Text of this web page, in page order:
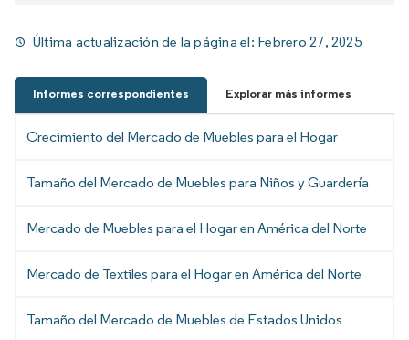
Última actualización de la página el: Febrero 27, 2025
Informes correspondientes Explorar más informes
Crecimiento del Mercado de Muebles para el Hogar
Tamaño del Mercado de Muebles para Niños y Guardería
Mercado de Muebles para el Hogar en América del Norte
Mercado de Textiles para el Hogar en América del Norte
Tamaño del Mercado de Muebles de Estados Unidos